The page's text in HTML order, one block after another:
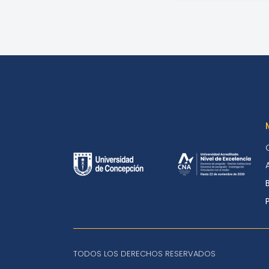
TODOS LOS DERECHOS RESERVADOS